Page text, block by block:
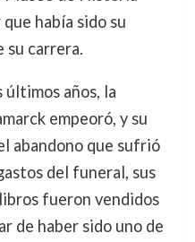
había sido su
su carrera.
últimos años, la
empeoró, y su
abandono que sufrió
del funeral, sus
fueron vendidos
de haber sido uno de